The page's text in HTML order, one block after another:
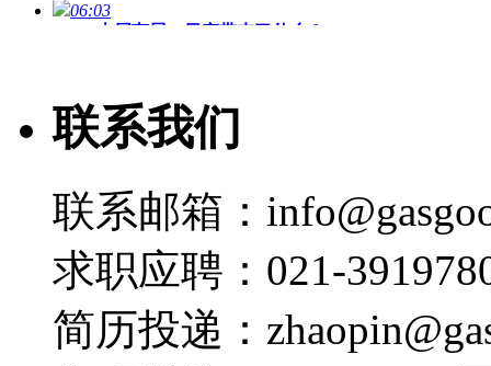
06:03
本届车展，日产带来了什么？
2026-05-02 15:47
04:44
宋超
2026-04-28 09:18
07:04
2026北京车展，值得关注的新车有哪些？
苗雨竹
联系我们
联系邮箱：
求职应聘：021-
简历投递：